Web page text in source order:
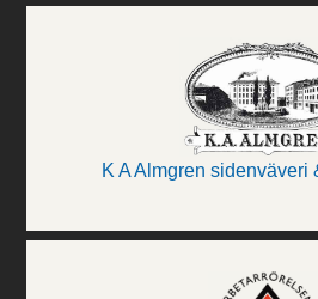
K A Almgren sidenväveri